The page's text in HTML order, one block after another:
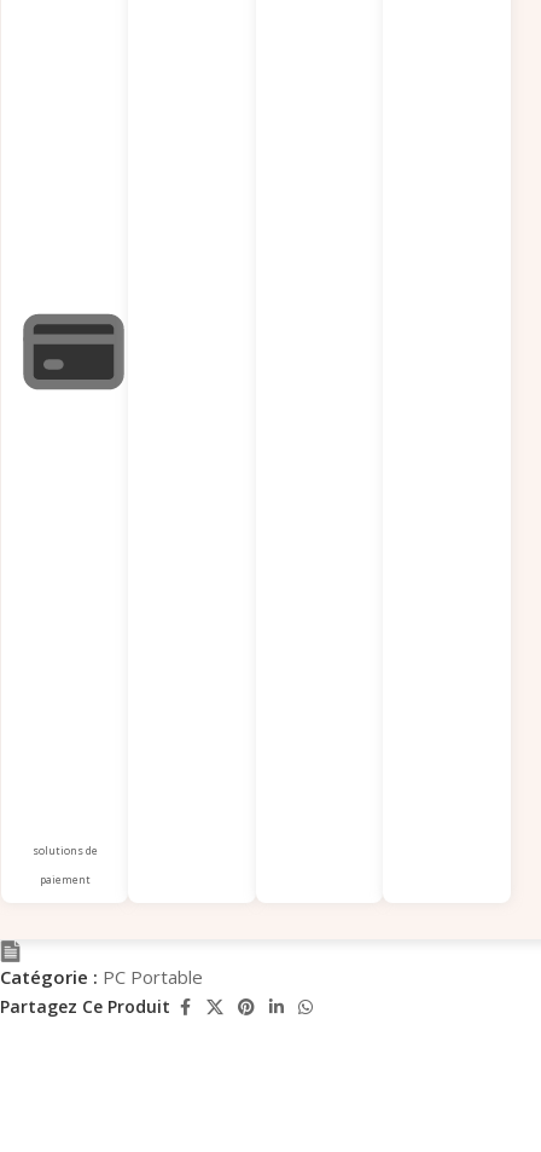
solutions de
paiement
Catégorie : PC Portable
Partagez Ce Produit